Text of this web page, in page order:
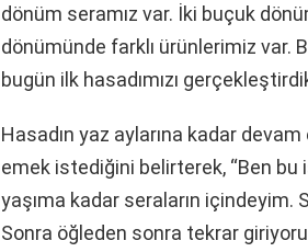
dönüm seramız var. İki buçuk
dönümünde farklı ürünlerimiz var.
bugün ilk hasadımızı
Hasadın yaz aylarına kadar
emek istediğini belirterek, “Ben bu
yaşıma kadar seraların içindeyim.
Sonra öğleden sonra tekrar